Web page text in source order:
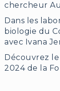
chercheur
Dans les
biologie du
avec Ivana
Découvrez
2024 de la